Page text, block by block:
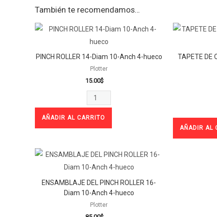
También te recomendamos…
PINCH ROLLER 14-Diam 10-Anch 4-hueco
Plotter
15.00$
PINCH
ROLLER
14-
Diam
10-
Anch
4-
hueco
cantidad
AÑADIR AL CARRITO
TAPETE DE
AÑADIR AL
ENSAMBLAJE DEL PINCH ROLLER 16-
Diam 10-Anch 4-hueco
Plotter
ENSAMBLAJE
DEL
PINCH
ROLLER
16-